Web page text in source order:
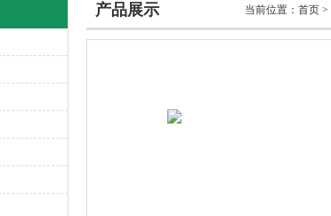
产品展示 当前位置： 首页 >